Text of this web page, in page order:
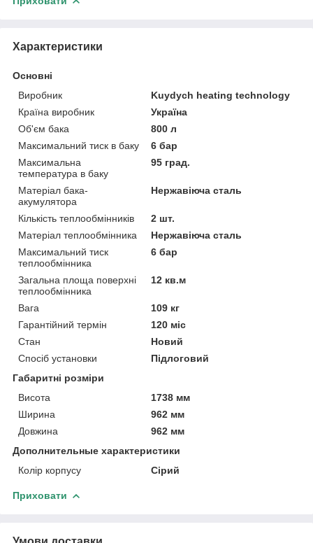
Характеристики
Основні
Виробник
Kuydych heating technology
Країна виробник
Україна
Об'єм бака
800 л
Максимальний тиск в баку
6 бар
Максимальна
температура в баку
95 град.
Матеріал бака-
акумулятора
Нержавіюча сталь
Кількість теплообмінників
2 шт.
Матеріал теплообмінника
Нержавіюча сталь
Максимальний тиск
теплообмінника
6 бар
Загальна площа поверхні
теплообмінника
12 кв.м
Вага
109 кг
Гарантійний термін
120 міс
Стан
Новий
Спосіб установки
Підлоговий
Габаритні розміри
Висота
1738 мм
Ширина
962 мм
Довжина
962 мм
Дополнительные характеристики
Колір корпусу
Сірий
Приховати